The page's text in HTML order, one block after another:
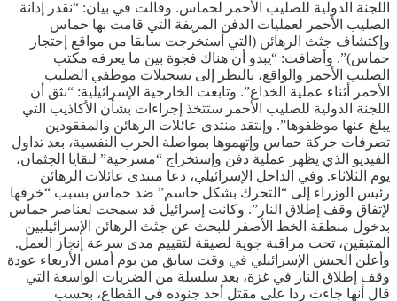
اللجنة الدولية للصليب الأحمر لحماس. وقالت في بيان: “نقدر إدانة
الصليب الأحمر لعمليات الدفن المزيفة التي قامت بها حماس
وإكتشاف جثث الرهائن (التي أستخرجت سابقا من مواقع إحتجاز
حماس)”. وأضافت: “يبدو أن هناك فجوة بين ما يعرفه مكتب
الصليب الأحمر والواقع، بالنظر إلى تسجيلات موظفي الصليب
الأحمر أثناء عملية الخداع”. وتابعت الخارجية الإسرائيلية: “نثق أن
اللجنة الدولية للصليب الأحمر ستتخذ إجراءات بشأن الأكاذيب التي
يبلغ عنها موظفوها”. وإنتقد منتدى عائلات الرهائن والمفقودين
تصرفات حركة حماس وإتهموها بمواصلة الحرب النفسية، بعد تداول
الفيديو الذي يظهر عملية دفن وإستخراج “مسرحية” لبقايا الجثمان،
يوم الثلاثاء. وفي الداخل الإسرائيلي، دعا منتدى عائلات الرهائن
رئيس الوزراء إلى “التحرك بشكل حاسم” ضد حماس بسبب “خرقها
لإتفاق وقف إطلاق النار”. وكانت إسرائيل قد سمحت لعناصر حماس
بدخول منطقة الخط الأصفر للبحث عن جثث الرهائن الإسرائيليين
المتبقين، تحت مراقبة جوية لصيقة لتقييم مدى سرعة إنجاز العمل.
وأعلن الجيش الإسرائيلي في وقت سابق من يوم أمس الأربعاء عودة
وقف إطلاق النار في غزة، بعد سلسلة من الضربات الواسعة التي
قال أنها جاءت ردا على مقتل أحد جنوده في القطاع، بحسب